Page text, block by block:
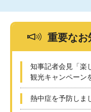
重要なお
知事記者会見「楽
観光キャンペーン
熱中症を予防しま